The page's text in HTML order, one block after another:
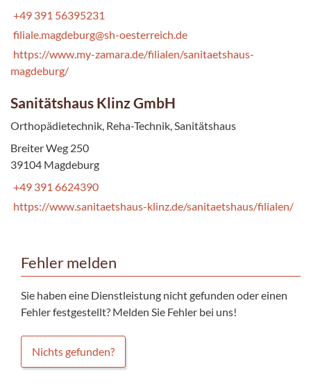
+49 391 56395231
filiale.magdeburg@sh-oesterreich.de
https://www.my-zamara.de/filialen/sanitaetshaus-
magdeburg/
Sanitätshaus Klinz GmbH
Orthopädietechnik, Reha-Technik, Sanitätshaus
Breiter Weg 250
39104 Magdeburg
+49 391 6624390
https://www.sanitaetshaus-klinz.de/sanitaetshaus/filialen/
Fehler melden
Sie haben eine Dienstleistung nicht gefunden oder einen
Fehler festgestellt? Melden Sie Fehler bei uns!
Nichts gefunden?